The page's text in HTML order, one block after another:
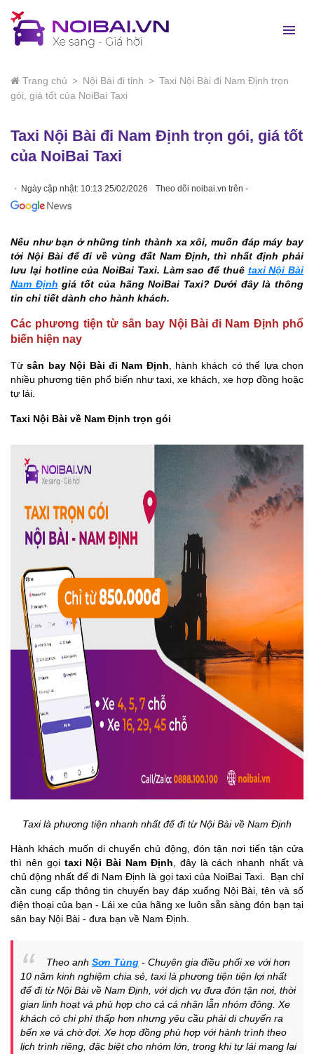
Trang chủ > Nội Bài đi tỉnh > Taxi Nội Bài đi Nam Định trọn
gói, giá tốt của NoiBai Taxi
Taxi Nội Bài đi Nam Định trọn gói, giá tốt
của NoiBai Taxi
Ngày cập nhật: 10:13 25/02/2026 Theo dõi noibai.vn trên -
Nếu như bạn ở những tỉnh thành xa xôi, muốn đáp máy bay
tới Nội Bài để đi về vùng đất Nam Định, thì nhất định phải
lưu lại hotline của NoiBai Taxi. Làm sao để thuê taxi Nội Bài
Nam Định giá tốt của hãng NoiBai Taxi? Dưới đây là thông
tin chi tiết dành cho hành khách.
Các phương tiện từ sân bay Nội Bài đi Nam Định phổ
biến hiện nay
Từsân bay Nội Bài đi Nam Định, hành khách có thể lựa chọn
nhiều phương tiện phổ biến như taxi, xe khách, xe hợp đồng hoặc
tự lái.
Taxi Nội Bài về Nam Định trọn gói
Taxi là phương tiện nhanh nhất để đi từ Nội Bài về Nam Định
Hành khách muốn di chuyển chủ động, đón tận nơi tiến tận cửa
thì nên gọi taxi Nội Bài Nam Định , đây là cách nhanh nhất và
chủ động nhất để đi Nam Định là gọi taxi của NoiBai Taxi.
Bạn chỉ
cần cung cấp thông tin chuyến bay đáp xuống Nội Bài, tên và số
điện thoại của bạn - Lái xe của hãng xe luôn sẵn sàng đón bạn tại
sân bay Nội Bài - đưa bạn về Nam Định.
Theo anh Sơn Tùng - Chuyên gia điều phối xe với hơn
10 năm kinh nghiệm chia sẻ, taxi là phương tiện tiện lợi nhất
để đi từ Nội Bài về Nam Định, với dịch vụ đưa đón tận nơi, thời
gian linh hoạt và phù hợp cho cả cá nhân lẫn nhóm đông. Xe
khách có chi phí thấp hơn nhưng yêu cầu phải di chuyển ra
bến xe và chờ đợi. Xe hợp đồng phù hợp với hành trình theo
lịch trình riêng, đặc biệt cho nhóm lớn, trong khi tự lái mang lại